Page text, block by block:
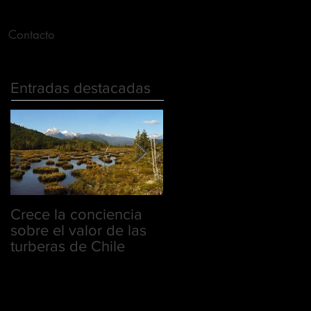
Contacto
Entradas destacadas
Crece la conciencia
sobre el valor de las
turberas de Chile